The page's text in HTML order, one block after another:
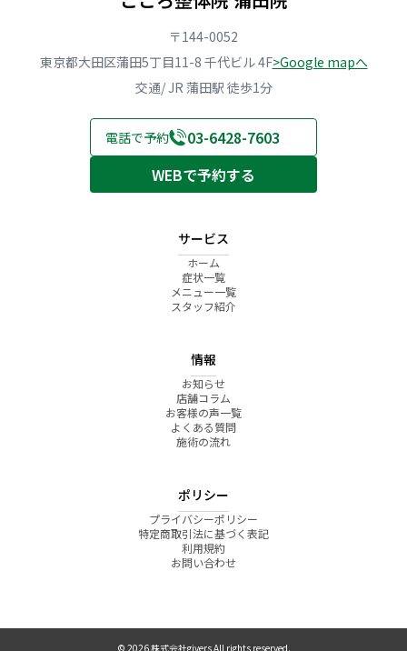
〒144-0052
東京都大田区蒲田5丁目11-8 千代ビル 4F>Google mapへ
交通/ JR 蒲田駅 徒歩1分
電話で予約
03-6428-7603
WEBで予約する
サービス
ホーム
症状一覧
メニュー一覧
スタッフ紹介
情報
お知らせ
店舗コラム
お客様の声一覧
よくある質問
施術の流れ
ポリシー
プライバシーポリシー
特定商取引法に基づく表記
利用規約
お問い合わせ
© 2026 株式会社givers All rights reserved.